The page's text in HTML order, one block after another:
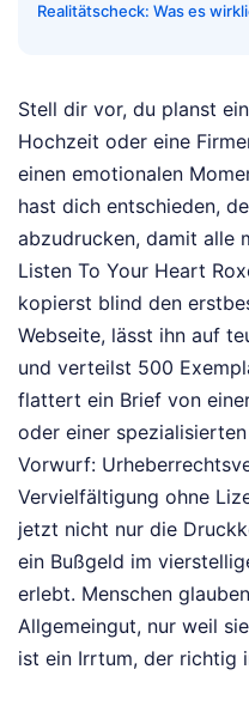
Realitätscheck: Was es
Stell dir vor, du planst
Hochzeit oder eine
einen emotionalen
hast dich entschieden,
abzudrucken, damit alle
Listen To Your Heart
kopierst blind den
Webseite, lässt ihn auf
und verteilst 500
flattert ein Brief von
oder einer
Vorwurf:
Vervielfältigung ohne
jetzt nicht nur die
ein Bußgeld im
erlebt. Menschen
Allgemeingut, nur weil
ist ein Irrtum, der richtig